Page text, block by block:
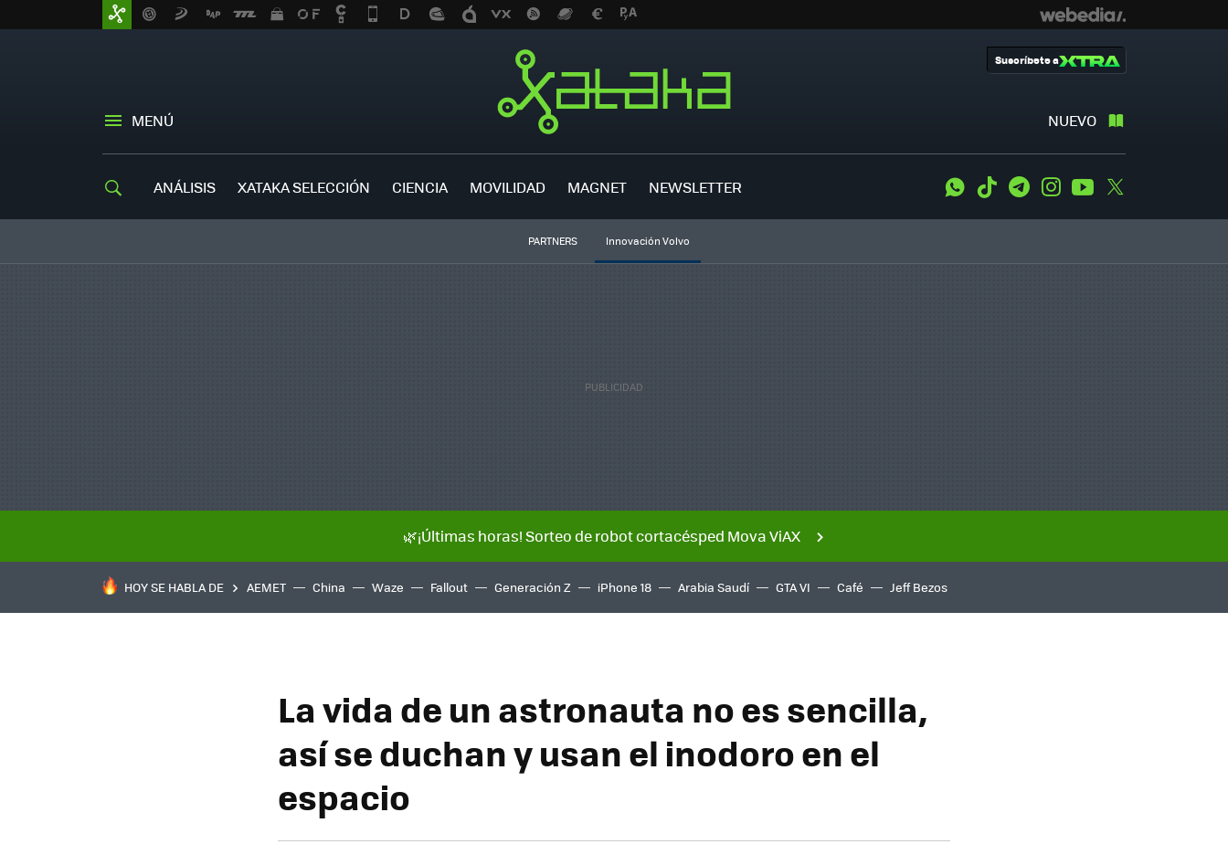
MENÚ NUEVO
Suscríbete a
ANÁLISIS XATAKA SELECCIÓN CIENCIA MOVILIDAD MAGNET NEWSLETTER WhatsApp
Tiktok TelegramInstagramYoutube
PARTNERS Innovación Volvo
🌿¡Últimas horas! Sorteo de robot cortacésped Mova ViAX
HOY SE HABLA DE AEMET China Waze Fallout Generación Z iPhone 18 Arabia Saudí GTA VI Café Jeff Bezos
La vida de un astronauta no es sencilla,
así se duchan y usan el inodoro en el
espacio